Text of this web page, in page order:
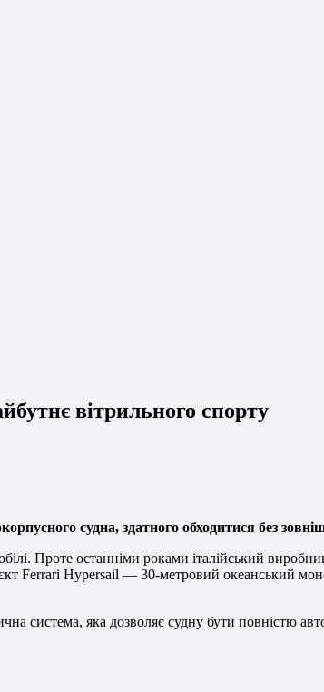
вітрильного спорту
судна, здатного обходитися без
Проте останніми роками італійський
Ferrari Hypersail — 30-метровий океанський
система, яка дозволяє судну бути повністю